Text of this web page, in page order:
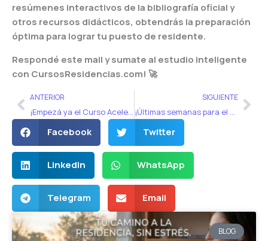
resúmenes interactivos de la bibliografía oficial y
otros recursos didácticos, obtendrás la preparación
óptima para lograr tu puesto de residente.
Respondé este mail y sumate al estudio inteligente
con CursosResidencias.com! 🚀
AntANTERIOR
¡Empezá ya el Curso Acelerado! 🚀
SIGUIENTE
¡Últimas semanas para el examen! 📚✏️
Facebook Twitter
LinkedIn WhatsApp
Telegram Email
BLOG